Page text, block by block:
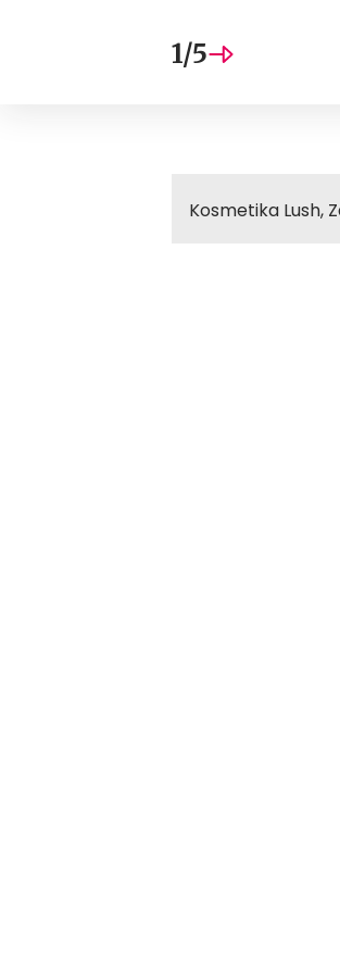
1/5
Kosmetika Lush,